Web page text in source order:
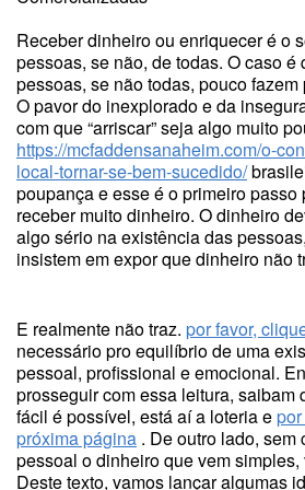
Receber dinheiro ou enriquecer é o
pessoas, se não, de todas. O caso
pessoas, se não todas, pouco
O pavor do inexplorado e da
com que “arriscar” seja algo muito
https://mcfaddensanaheim.com/o-
local-tornar-se-bem-sucedido/
poupança e esse é o primeiro passo
receber muito dinheiro. O dinheiro
algo sério na existência das
insistem em expor que dinheiro não
E realmente não traz. por favor,
necessário pro equilíbrio de uma
pessoal, profissional e emocional.
prosseguir com essa leitura, saibam
fácil é possível, está aí a loteria e
próxima página . De outro lado,
pessoal o dinheiro que vem
Deste texto, vamos lançar algumas